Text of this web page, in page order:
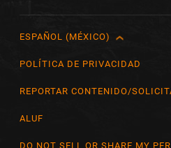
English
Čeština
ESPAÑOL (MÉXICO)
POLÍTICA DE PRIVACIDAD
REPORTAR CONTENIDO/
ALUF
DO NOT SELL OR SHARE MY